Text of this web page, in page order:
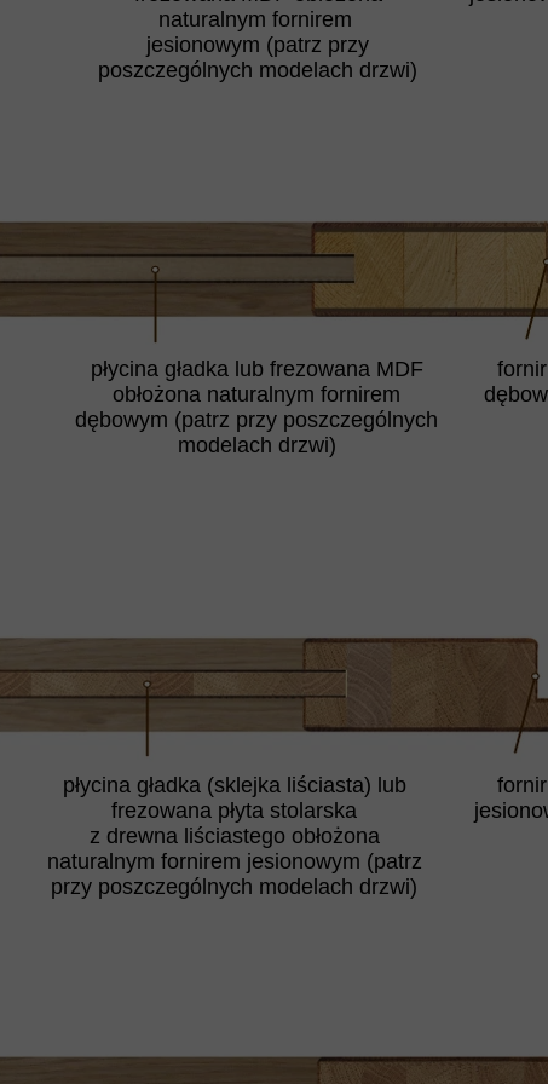
fornir
płycina gładka (sklejka liściasta) lub
frezowana płyta stolarska
z drewna liściastego obłożona
naturalnym fornirem jesionowym (patrz
przy poszczególnych modelach drzwi)
fornir
płycina gładka lub frezowana MDF
obłożona naturalnym fornirem
dębowym (patrz przy poszczególnych
modelach drzwi)
naturalnym fornirem
jesionowym (patrz przy
poszczególnych modelach drzwi)